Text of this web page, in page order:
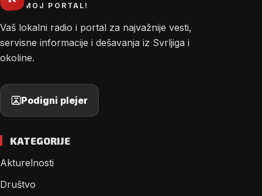
MOJ PORTAL!
Vaš lokalni radio i portal za najvažnije vesti,
servisne informacije i dešavanja iz Svrljiga i
okoline.
Podigni plejer
KATEGORIJE
Akturelnosti
Društvo